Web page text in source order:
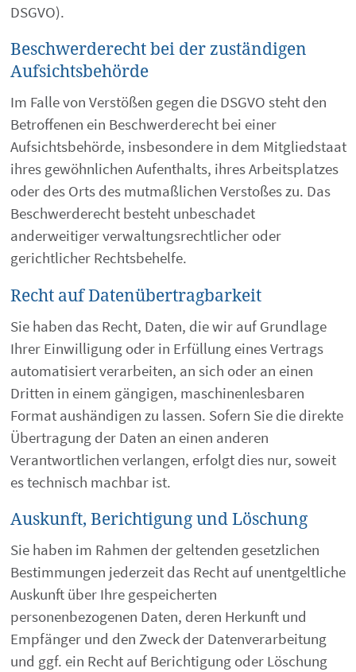
DSGVO).
Beschwerde­recht bei der zuständigen
Aufsichts­behörde
Im Falle von Verstößen gegen die DSGVO steht den
Betroffenen ein Beschwerderecht bei einer
Aufsichtsbehörde, insbesondere in dem Mitgliedstaat
ihres gewöhnlichen Aufenthalts, ihres Arbeitsplatzes
oder des Orts des mutmaßlichen Verstoßes zu. Das
Beschwerderecht besteht unbeschadet
anderweitiger verwaltungsrechtlicher oder
gerichtlicher Rechtsbehelfe.
Recht auf Daten­übertrag­barkeit
Sie haben das Recht, Daten, die wir auf Grundlage
Ihrer Einwilligung oder in Erfüllung eines Vertrags
automatisiert verarbeiten, an sich oder an einen
Dritten in einem gängigen, maschinenlesbaren
Format aushändigen zu lassen. Sofern Sie die direkte
Übertragung der Daten an einen anderen
Verantwortlichen verlangen, erfolgt dies nur, soweit
es technisch machbar ist.
Auskunft, Berichtigung und Löschung
Sie haben im Rahmen der geltenden gesetzlichen
Bestimmungen jederzeit das Recht auf unentgeltliche
Auskunft über Ihre gespeicherten
personenbezogenen Daten, deren Herkunft und
Empfänger und den Zweck der Datenverarbeitung
und ggf. ein Recht auf Berichtigung oder Löschung